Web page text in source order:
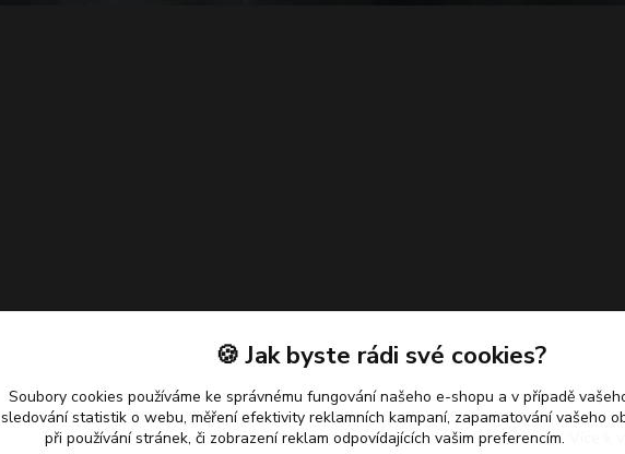
🍪 Jak byste rádi své cookies?
Soubory cookies používáme ke správnému fungování našeho e-shopu a v případě
sledování statistik o webu, měření efektivity reklamních kampaní, zapamatování vašeho
při používání stránek, či zobrazení reklam odpovídajících vašim preferencím.